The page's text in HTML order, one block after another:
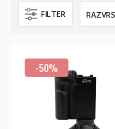
FILTER
-50%